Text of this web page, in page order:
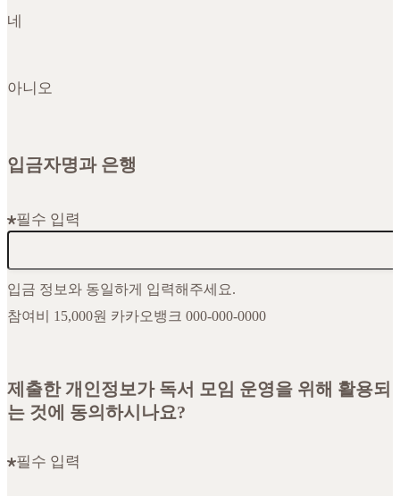
네
아니오
입금자명과 은행
필수 입력
입금 정보와 동일하게 입력해주세요.
참여비 15,000원 카카오뱅크 000-000-0000
제출한 개인정보가 독서 모임 운영을 위해 활용되
는 것에 동의하시나요?
필수 입력